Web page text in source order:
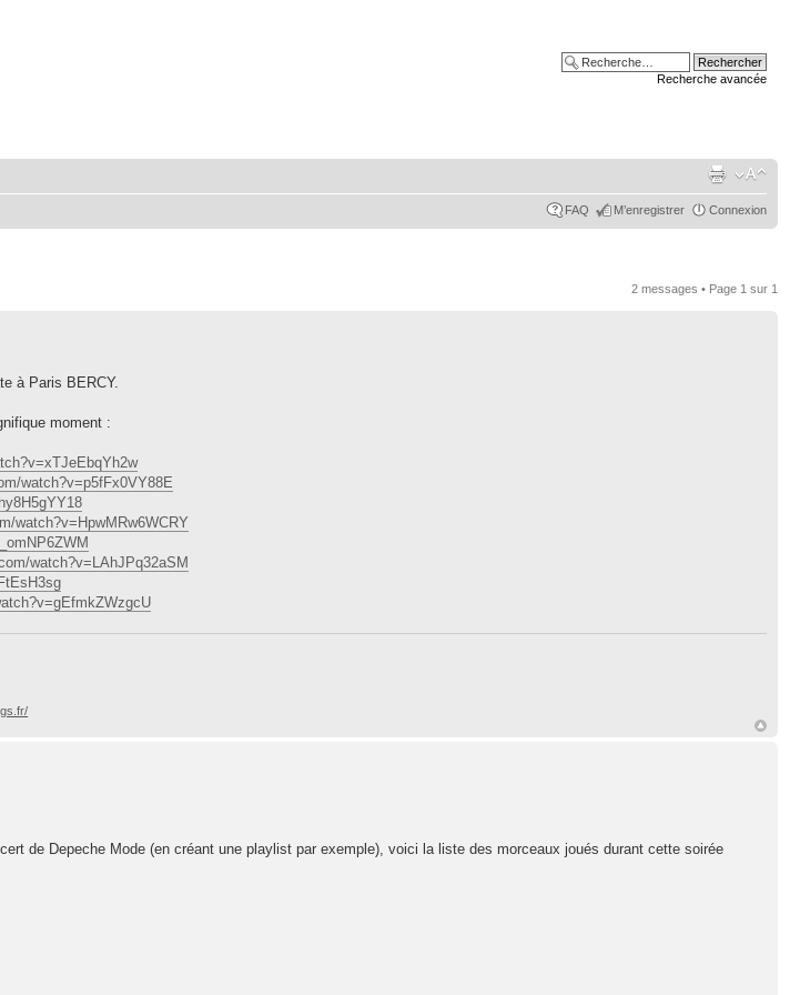
Recherche avancée
FAQ M’enregistrer Connexion
2 messages • Page 1 sur 1
à Paris BERCY.
moment :
watch?v=p5fFx0VY88E
watch?v=HpwMRw6WCRY
watch?v=LAhJPq32aSM
de Depeche Mode (en créant une playlist par exemple), voici la liste des morceaux joués durant cette soirée